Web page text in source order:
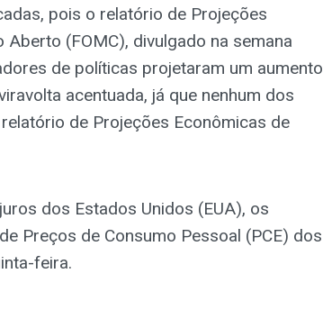
pois o relatório de Projeções
(FOMC), divulgado na semana
de políticas projetaram um aumento
acentuada, já que nenhum dos
de Projeções Econômicas de
dos Estados Unidos (EUA), os
Preços de Consumo Pessoal (PCE) dos
feira.